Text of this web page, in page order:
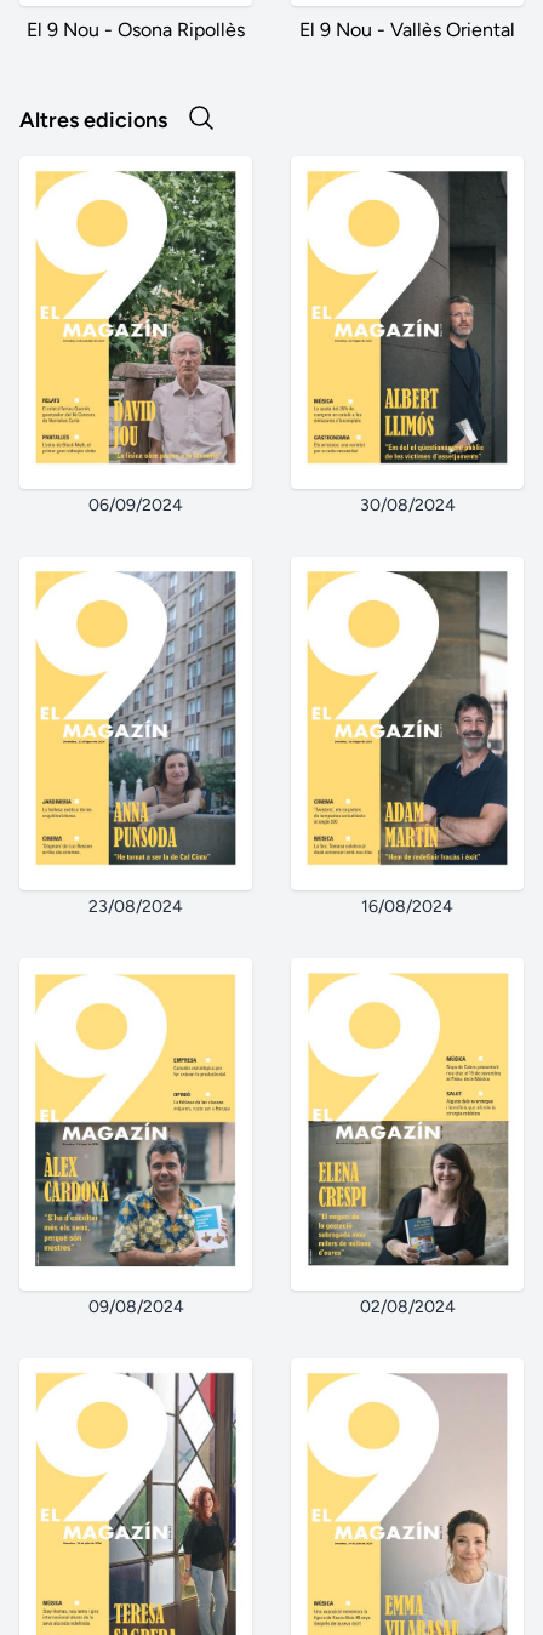
El 9 Nou - Osona Ripollès El 9 Nou - Vallès Oriental
Altres edicions
06/09/2024 30/08/2024
23/08/2024 16/08/2024
09/08/2024 02/08/2024